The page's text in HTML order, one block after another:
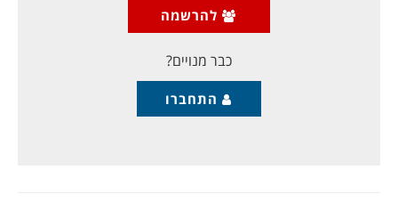
הגיעה נושאת המטוסים האמריקנית יו אס אס לינקולן. ברור
שהיתה זו תקיפת אזהרה, מסר שאיראן אינה ממצמצת מול
ארצות הברת. שמצב הכלכלה שלה כך כך
להרשמה
כבר מנויים?
התחברו